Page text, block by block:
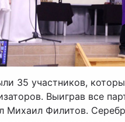
35 участников,
Выиграв все
Михаил Филитов.